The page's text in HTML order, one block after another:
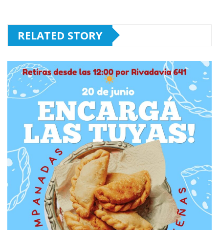
RELATED STORY